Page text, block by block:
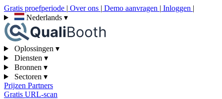
Gratis proefperiode | Over ons | Demo aanvragen | Inloggen |
Nederlands ▾
Oplossingen ▾
Diensten ▾
Bronnen ▾
Sectoren ▾
Prijzen Partners
Gratis URL-scan